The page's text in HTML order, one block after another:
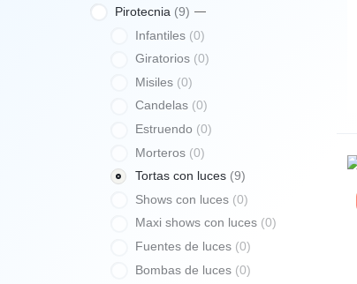
Pirotecnia
9
Infantiles 0
Giratorios 0
Misiles 0
Candelas 0
Estruendo
0
Morteros 0
Tortas con luces 9
Shows con luces 0
Maxi shows con luces 0
Fuentes de luces 0
Bombas de luces 0